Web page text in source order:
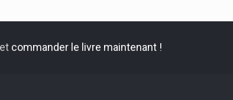
commander le livre maintenant !